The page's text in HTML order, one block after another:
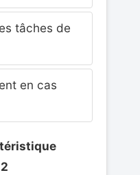
tâches de
en cas